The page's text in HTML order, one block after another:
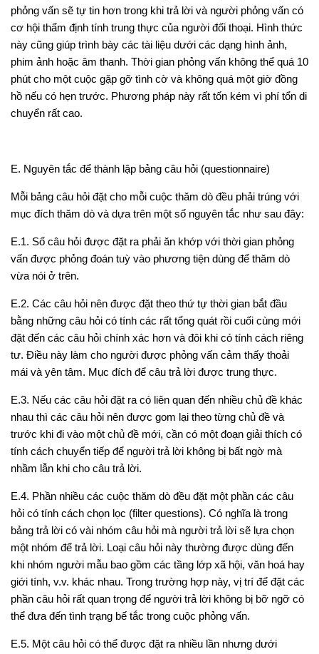
phỏng vấn sẽ tự tin hơn trong khi trả lời và người phỏng vấn có
cơ hội thẩm định tính trung thực của người đối thoại. Hình thức
này cũng giúp trình bày các tài liệu dưới các dạng hình ảnh,
phim ảnh hoặc âm thanh. Thời gian phỏng vấn không thể quá 10
phút cho một cuộc gặp gỡ tình cờ và không quá một giờ đồng
hồ nếu có hẹn trước. Phương pháp này rất tốn kém vì phí tổn di
chuyển rất cao.
E. Nguyên tắc để thành lập bảng câu hỏi (questionnaire)
Mỗi bảng câu hỏi đặt cho mỗi cuộc thăm dò đều phải trúng với
mục đích thăm dò và dựa trên một số nguyên tắc như sau đây:
E.1. Số câu hỏi được đặt ra phải ăn khớp với thời gian phỏng
vấn được phỏng đoán tuỳ vào phương tiện dùng để thăm dò
vừa nói ở trên.
E.2. Các câu hỏi nên được đặt theo thứ tự thời gian bắt đầu
bằng những câu hỏi có tính các rất tổng quát rồi cuối cùng mới
đặt đến các câu hỏi chính xác hơn và đôi khi có tính cách riêng
tư. Điều này làm cho người được phỏng vấn cảm thấy thoải
mái và yên tâm. Mục đích để câu trả lời được trung thực.
E.3. Nếu các câu hỏi đặt ra có liên quan đến nhiều chủ đề khác
nhau thì các câu hỏi nên được gom lại theo từng chủ đề và
trước khi đi vào một chủ đề mới, cần có một đoạn giải thích có
tính cách chuyển tiếp để người trả lời không bị bất ngờ mà
nhầm lẫn khi cho câu trả lời.
E.4. Phần nhiều các cuộc thăm dò đều đặt một phần các câu
hỏi có tính cách chọn lọc (filter questions). Có nghĩa là trong
bảng trả lời có vài nhóm câu hỏi mà người trả lời sẽ lựa chọn
một nhóm để trả lời. Loại câu hỏi này thường được dùng đến
khi nhóm người mẫu bao gồm các tầng lớp xã hội, văn hoá hay
giới tính, v.v. khác nhau. Trong trường hợp này, vị trí để đặt các
phần câu hỏi rất quan trọng để người trả lời không bị bỡ ngỡ có
thể đưa đến tình trạng bế tắc trong cuộc phỏng vấn.
E.5. Một câu hỏi có thể được đặt ra nhiều lần nhưng dưới